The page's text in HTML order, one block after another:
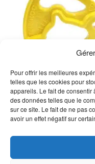
Pour offrir les meilleures
telles que les cookies pour
appareils. Le fait de consentir
des données telles que le
sur ce site. Le fait de ne pas
avoir un effet négatif sur
Section supérieure
M1L